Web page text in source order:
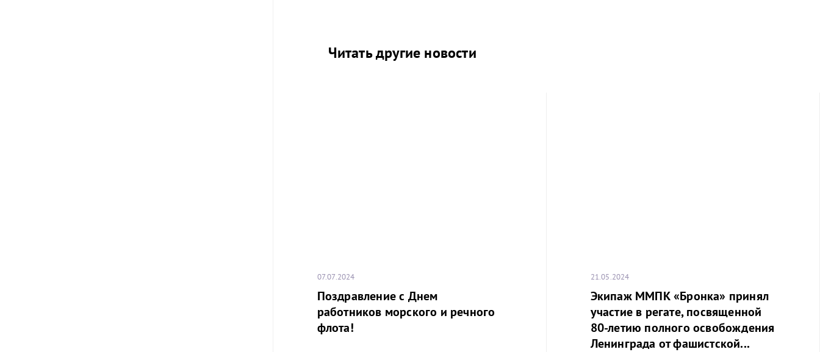
Читать другие новости
07.07.2024
Поздравление с Днем
работников морского и речного
флота!
21.05.2024
Экипаж ММПК «Бронка» принял
участие в регате, посвященной
80-летию полного освобождения
Ленинграда от фашистской...